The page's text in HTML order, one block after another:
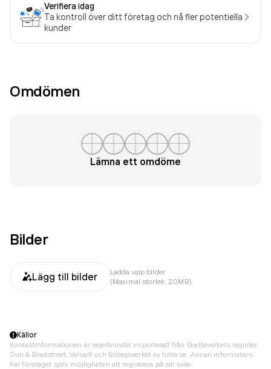
Verifiera idag
Ta kontroll över ditt företag och nå fler potentiella
kunder
Omdömen
Lämna ett omdöme
Bilder
Lägg till bilder
Ladda upp bilder
(Maximal storlek: 20MB)
Källor
Kontaktinformationen är regelbundet importerad från Skatteverkets register,
Dun & Bradstreet, Value8 och Bolagsverket av hitta.se. Annan information
har företaget själv möjligheten att registrera på sin sida.